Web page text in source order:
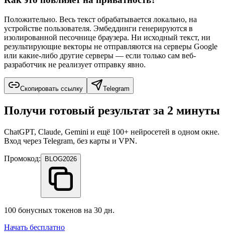
Положительно. Весь текст обрабатывается локально, на
устройстве пользователя. Эмбеддинги генерируются в
изолированной песочнице браузера. Ни исходный текст, ни
результирующие векторы не отправляются на серверы Google
или какие-либо другие серверы — если только сам веб-
разработчик не реализует отправку явно.
Скопировать ссылку Telegram
Получи готовый результат за 2 минуты
ChatGPT, Claude, Gemini и ещё 100+ нейросетей в одном окне.
Вход через Telegram, без карты и VPN.
Промокод: BLOG2026
100 бонусных токенов на 30 дн.
Начать бесплатно